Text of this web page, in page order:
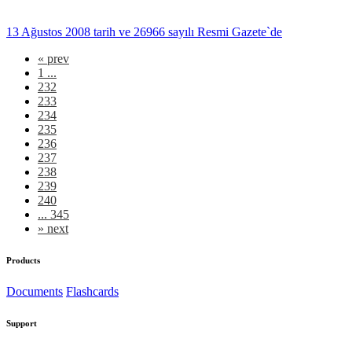
13 Ağustos 2008 tarih ve 26966 sayılı Resmi Gazete`de
« prev
1 ...
232
233
234
235
236
237
238
239
240
... 345
» next
Products
Documents Flashcards
Support